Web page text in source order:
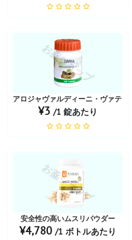
お薬ショップ
アロジャヴァルディーニ・ヴァティ
¥3 /1 錠あたり
お薬ショップ
安全性の高いムスリパウダー
¥4,780 /1 ボトルあたり